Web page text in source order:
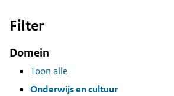
Filter
Domein
Toon alle
Onderwijs en cultuur